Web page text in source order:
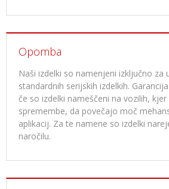
Opomba
Naši izdelki so namenjeni izključno za
standardnih serijskih izdelkih.
če so izdelki nameščeni na vozilih,
spremembe, da povečajo moč
aplikacij. Za te namene so izdelki
naročilu.